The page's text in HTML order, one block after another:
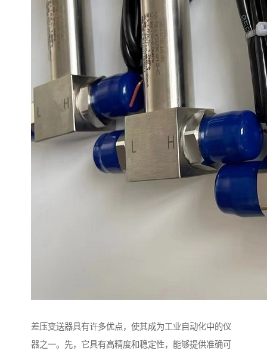
差压变送器具有许多优点，使其成为工业自动化中的仪
器之一。先，它具有高精度和稳定性，能够提供准确可